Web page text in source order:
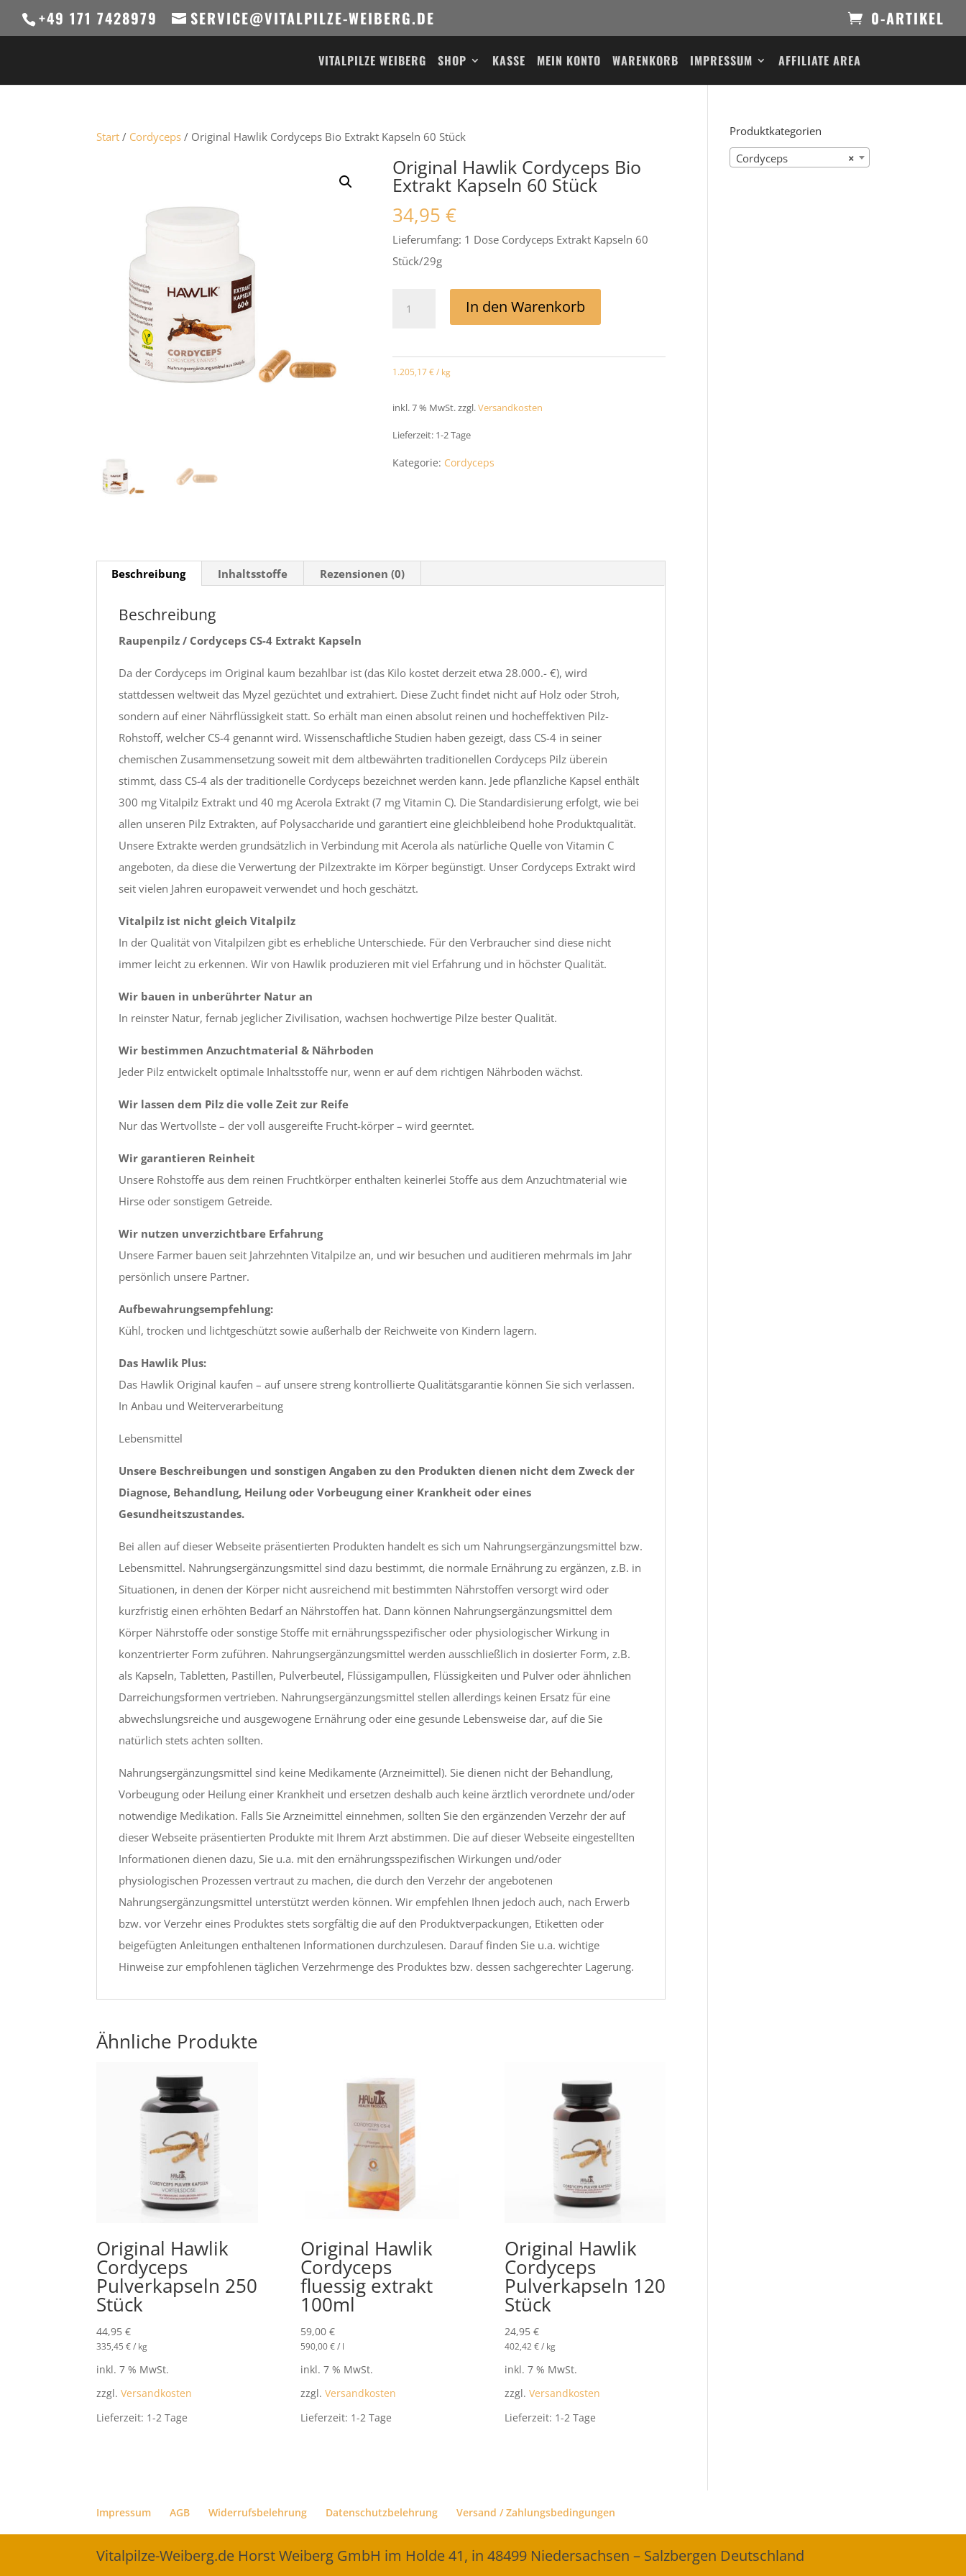
+49 171 7428979 SERVICE@VITALPILZE-WEIBERG.DE 0-ARTIKEL
VITALPILZE WEIBERG SHOP KASSE MEIN KONTO WARENKORB IMPRESSUM AFFILIATE AREA
Start / Cordyceps / Original Hawlik Cordyceps Bio Extrakt Kapseln 60 Stück
Original Hawlik Cordyceps Bio
Extrakt Kapseln 60 Stück
34,95€
Lieferumfang: 1 Dose Cordyceps Extrakt Kapseln 60
Stück/29g
Kapseln
60
Menge
In den Warenkorb
1.205,17€/ kg
inkl. 7 % MwSt.zzgl.Versandkosten
Lieferzeit: 1-2 Tage
Kategorie: Cordyceps
Beschreibung Inhaltsstoffe Rezensionen (0)
Beschreibung
Raupenpilz / Cordyceps CS-4 Extrakt Kapseln
Da der Cordyceps im Original kaum bezahlbar ist (das Kilo kostet derzeit etwa 28.000.- €), wird
stattdessen weltweit das Myzel gezüchtet und extrahiert. Diese Zucht findet nicht auf Holz oder Stroh,
sondern auf einer Nährflüssigkeit statt. So erhält man einen absolut reinen und hocheffektiven Pilz-
Rohstoff, welcher CS-4 genannt wird. Wissenschaftliche Studien haben gezeigt, dass CS-4 in seiner
chemischen Zusammensetzung soweit mit dem altbewährten traditionellen Cordyceps Pilz überein
stimmt, dass CS-4 als der traditionelle Cordyceps bezeichnet werden kann. Jede pflanzliche Kapsel enthält
300 mg Vitalpilz Extrakt und 40 mg Acerola Extrakt (7 mg Vitamin C). Die Standardisierung erfolgt, wie bei
allen unseren Pilz Extrakten, auf Polysaccharide und garantiert eine gleichbleibend hohe Produktqualität.
Unsere Extrakte werden grundsätzlich in Verbindung mit Acerola als natürliche Quelle von Vitamin C
angeboten, da diese die Verwertung der Pilzextrakte im Körper begünstigt. Unser Cordyceps Extrakt wird
seit vielen Jahren europaweit verwendet und hoch geschätzt.
Vitalpilz ist nicht gleich Vitalpilz
In der Qualität von Vitalpilzen gibt es erhebliche Unterschiede. Für den Verbraucher sind diese nicht
immer leicht zu erkennen. Wir von Hawlik produzieren mit viel Erfahrung und in höchster Qualität.
Wir bauen in unberührter Natur an
In reinster Natur, fernab jeglicher Zivilisation, wachsen hochwertige Pilze bester Qualität.
Wir bestimmen Anzuchtmaterial & Nährboden
Jeder Pilz entwickelt optimale Inhaltsstoffe nur, wenn er auf dem richtigen Nährboden wächst.
Wir lassen dem Pilz die volle Zeit zur Reife
Nur das Wertvollste – der voll ausgereifte Frucht-körper – wird geerntet.
Wir garantieren Reinheit
Unsere Rohstoffe aus dem reinen Fruchtkörper enthalten keinerlei Stoffe aus dem Anzuchtmaterial wie
Hirse oder sonstigem Getreide.
Wir nutzen unverzichtbare Erfahrung
Unsere Farmer bauen seit Jahrzehnten Vitalpilze an, und wir besuchen und auditieren mehrmals im Jahr
persönlich unsere Partner.
Aufbewahrungsempfehlung:
Kühl, trocken und lichtgeschützt sowie außerhalb der Reichweite von Kindern lagern.
Das Hawlik Plus:
Das Hawlik Original kaufen – auf unsere streng kontrollierte Qualitätsgarantie können Sie sich verlassen.
In Anbau und Weiterverarbeitung
Lebensmittel
Unsere Beschreibungen und sonstigen Angaben zu den Produkten dienen nicht dem Zweck der
Diagnose, Behandlung, Heilung oder Vorbeugung einer Krankheit oder eines
Gesundheitszustandes.
Bei allen auf dieser Webseite präsentierten Produkten handelt es sich um Nahrungsergänzungsmittel bzw.
Lebensmittel. Nahrungsergänzungsmittel sind dazu bestimmt, die normale Ernährung zu ergänzen, z.B. in
Situationen, in denen der Körper nicht ausreichend mit bestimmten Nährstoffen versorgt wird oder
kurzfristig einen erhöhten Bedarf an Nährstoffen hat. Dann können Nahrungsergänzungsmittel dem
Körper Nährstoffe oder sonstige Stoffe mit ernährungsspezifischer oder physiologischer Wirkung in
konzentrierter Form zuführen. Nahrungsergänzungsmittel werden ausschließlich in dosierter Form, z.B.
als Kapseln, Tabletten, Pastillen, Pulverbeutel, Flüssigampullen, Flüssigkeiten und Pulver oder ähnlichen
Darreichungsformen vertrieben. Nahrungsergänzungsmittel stellen allerdings keinen Ersatz für eine
abwechslungsreiche und ausgewogene Ernährung oder eine gesunde Lebensweise dar, auf die Sie
natürlich stets achten sollten.
Nahrungsergänzungsmittel sind keine Medikamente (Arzneimittel). Sie dienen nicht der Behandlung,
Vorbeugung oder Heilung einer Krankheit und ersetzen deshalb auch keine ärztlich verordnete und/oder
notwendige Medikation. Falls Sie Arzneimittel einnehmen, sollten Sie den ergänzenden Verzehr der auf
dieser Webseite präsentierten Produkte mit Ihrem Arzt abstimmen. Die auf dieser Webseite eingestellten
Informationen dienen dazu, Sie u.a. mit den ernährungsspezifischen Wirkungen und/oder
physiologischen Prozessen vertraut zu machen, die durch den Verzehr der angebotenen
Nahrungsergänzungsmittel unterstützt werden können. Wir empfehlen Ihnen jedoch auch, nach Erwerb
bzw. vor Verzehr eines Produktes stets sorgfältig die auf den Produktverpackungen, Etiketten oder
beigefügten Anleitungen enthaltenen Informationen durchzulesen. Darauf finden Sie u.a. wichtige
Hinweise zur empfohlenen täglichen Verzehrmenge des Produktes bzw. dessen sachgerechter Lagerung.
Ähnliche Produkte
Original Hawlik
Cordyceps
Pulverkapseln 250
Stück
44,95€
335,45€/ kg
inkl. 7 % MwSt.
zzgl.Versandkosten
Lieferzeit: 1-2 Tage
Original Hawlik
Cordyceps
fluessig extrakt
100ml
59,00 €
590,00€/ l
inkl. 7 % MwSt.
zzgl. Versandkosten
Lieferzeit: 1-2 Tage
Original Hawlik
Cordyceps
Pulverkapseln 120
Stück
24,95 €
402,42€/ kg
inkl. 7 % MwSt.
zzgl. Versandkosten
Lieferzeit: 1-2 Tage
Produktkategorien
×
Cordyceps
Impressum AGB Widerrufsbelehrung Datenschutzbelehrung Versand / Zahlungsbedingungen
Vitalpilze-Weiberg.de Horst Weiberg GmbH im Holde 41, in 48499 Niedersachsen – Salzbergen Deutschland